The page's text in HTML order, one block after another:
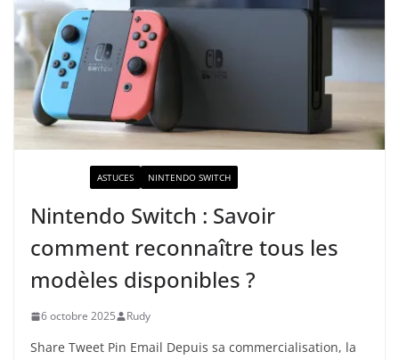
ASTUCES NINTENDO SWITCH
Nintendo Switch : Savoir
comment reconnaître tous les
modèles disponibles ?
6 octobre 2025 Rudy
Share Tweet Pin Email Depuis sa commercialisation, la